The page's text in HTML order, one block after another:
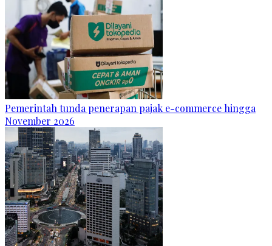
Pemerintah tunda penerapan pajak e-commerce hingga
November 2026